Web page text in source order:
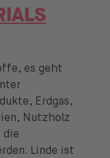
es geht
Erdgas,
Nutzholz
die
Linde ist